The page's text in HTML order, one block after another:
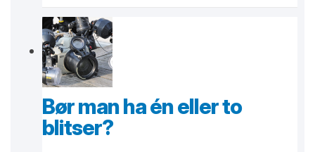
Bør man ha én eller to
blitser?